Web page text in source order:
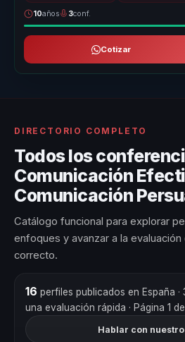
10años 3conf.
Cotizar
DIRECTORIO COMPLETO
Todos los
Comunicación
Comunicación
Catálogo funcional para explorar
enfoques y avanzar a la
correcto.
16 perfiles publicados en España
una evaluación rápida · Página 1
Hablar con